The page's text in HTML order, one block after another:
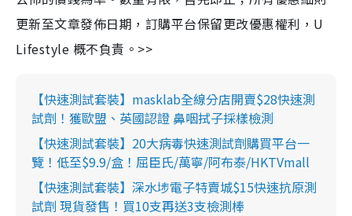
更新至文章發佈日期，訂購平台保留更改優惠權利，U
Lifestyle 概不負責。>>
【快速測試套裝】masklab全線分店開賣$28快速測
試劑！獲歐盟、英國認證 鼻咽拭子採樣檢測
【快速測試套裝】20大病毒快速測試劑購買平台一
覽！低至$9.9/盒！屈臣氏/萬寧/阿布泰/HKTVmall
【快速測試套裝】深水埗電子特賣城$15快速抗原測
試劑 現貨發售！買10支再送3支檢測棒